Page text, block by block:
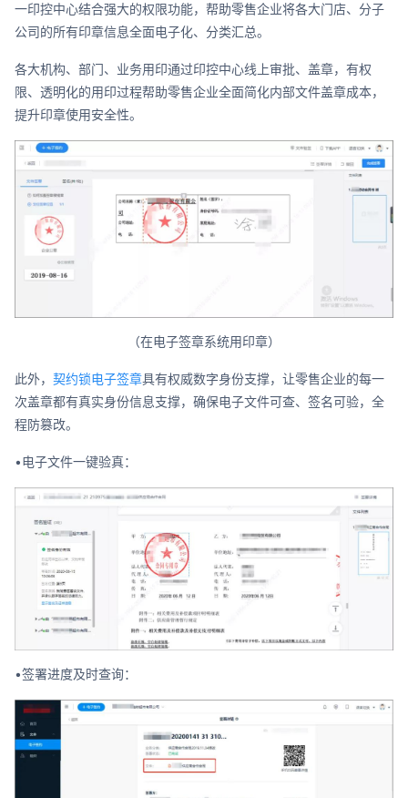
一印控中心结合强大的权限功能，帮助零售企业将各大门店、分子
公司的所有印章信息全面电子化、分类汇总。
各大机构、部门、业务用印通过印控中心线上审批、盖章，有权
限、透明化的用印过程帮助零售企业全面简化内部文件盖章成本，
提升印章使用安全性。
（在电子签章系统用印章）
此外， 契约锁电子签章具有权威数字身份支撑，让零售企业的每一
次盖章都有真实身份信息支撑，确保电子文件可查、签名可验，全
程防篡改。
•电子文件一键验真：
•签署进度及时查询：